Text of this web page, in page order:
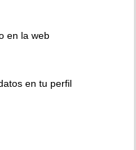
en la web
en tu perfil